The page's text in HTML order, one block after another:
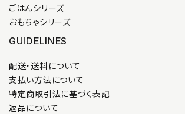
ごはんシリーズ
おもちゃシリーズ
GUIDELINES
配送・送料について
支払い方法について
特定商取引法に基づく表記
返品について